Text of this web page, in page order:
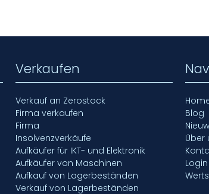
Verkaufen
Verkauf an Zerostock
Firma verkaufen
Firma
Insolvenzverkäufe
Aufkäufer für IKT- und Elektronik
Aufkäufer von Maschinen
Aufkauf von Lagerbeständen
Verkauf von Lagerbeständen
Blog
Über